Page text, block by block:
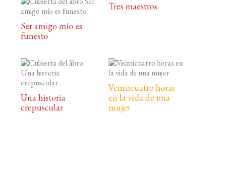
Ser amigo mío es
funesto
Tres maestros
Una historia
crepuscular
Veinticuatro horas
en la vida de una
mujer